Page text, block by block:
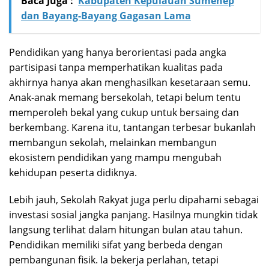
dan Bayang-Bayang Gagasan Lama
Pendidikan yang hanya berorientasi pada angka
partisipasi tanpa memperhatikan kualitas pada
akhirnya hanya akan menghasilkan kesetaraan semu.
Anak-anak memang bersekolah, tetapi belum tentu
memperoleh bekal yang cukup untuk bersaing dan
berkembang. Karena itu, tantangan terbesar bukanlah
membangun sekolah, melainkan membangun
ekosistem pendidikan yang mampu mengubah
kehidupan peserta didiknya.
Lebih jauh, Sekolah Rakyat juga perlu dipahami sebagai
investasi sosial jangka panjang. Hasilnya mungkin tidak
langsung terlihat dalam hitungan bulan atau tahun.
Pendidikan memiliki sifat yang berbeda dengan
pembangunan fisik. Ia bekerja perlahan, tetapi